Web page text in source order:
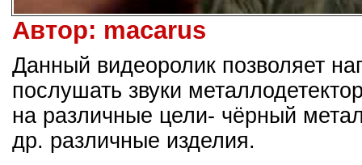
Автор: macarus
Данный видеоролик позволяет
послушать звуки
на различные цели- чёрный
др. различные изделия.